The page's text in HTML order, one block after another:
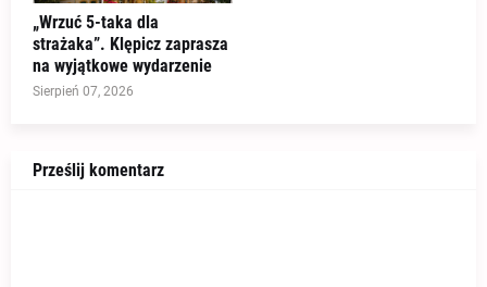
„Wrzuć 5-taka dla
strażaka”. Klępicz zaprasza
na wyjątkowe wydarzenie
Sierpień 07, 2026
Prześlij komentarz